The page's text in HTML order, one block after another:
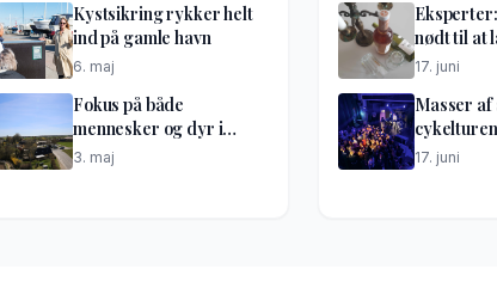
Kystsikring rykker helt
ind på gamle havn
6. maj
Fokus på både
mennesker og dyr i
optakt til lufthavnsdiget
3. maj
nødt til at
17. juni
Masser af
til festen
17. juni